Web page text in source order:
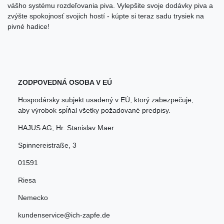
vášho systému rozdeľovania piva. Vylepšite svoje dodávky piva a
zvýšte spokojnosť svojich hostí - kúpte si teraz sadu trysiek na
pivné hadice!
ZODPOVEDNÁ OSOBA V EÚ
Hospodársky subjekt usadený v EÚ, ktorý zabezpečuje,
aby výrobok spĺňal všetky požadované predpisy.
HAJUS AG; Hr. Stanislav Maer
Spinnereistraße 3
01591
Riesa
Nemecko
kundenservice@ich-zapfe.de